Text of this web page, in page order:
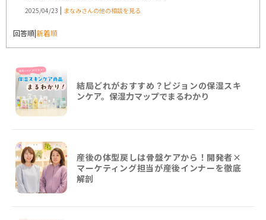
2025/04/23 | まなみさんの他の相談を見る
回答順|新着順
結局どれがおすすめ？ピジョンの保湿スキ
ンケア。保湿力マップでまるわかり
産後の体型戻しは骨盤ケアから！開発者×
マーケティング担当が産後インナーを徹底
解剖